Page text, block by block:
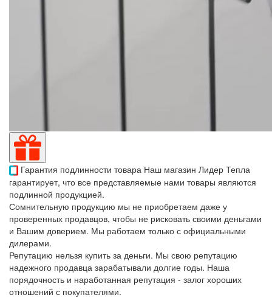
Гарантия подлинности товара Наш магазин Лидер Тепла
гарантирует, что все представляемые нами товары являются
подлинной продукцией.
Сомнительную продукцию мы не приобретаем даже у
проверенных продавцов, чтобы не рисковать своими деньгами
и Вашим доверием. Мы работаем только с официальными
дилерами.
Репутацию нельзя купить за деньги. Мы свою репутацию
надежного продавца зарабатывали долгие годы. Наша
порядочность и наработанная репутация - залог хороших
отношений с покупателями.